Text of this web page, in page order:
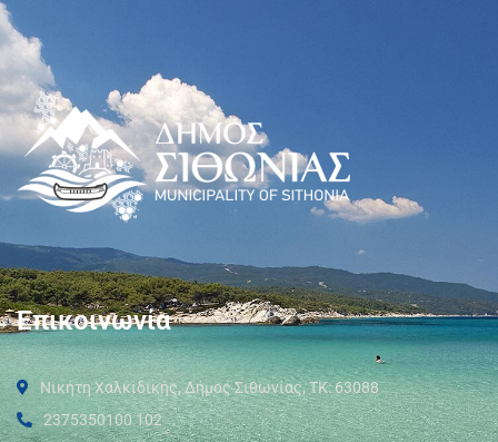
Επικοινωνία
Νικήτη Χαλκιδικής, Δήμος Σιθωνίας, ΤΚ: 63088
2375350100 102